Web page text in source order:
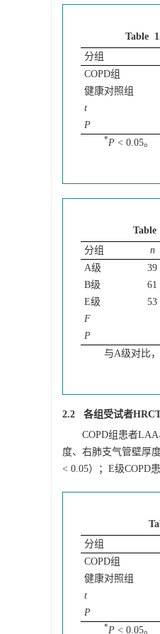
Table
分组
COPD组
健康对照组
t
P
*P < 0.05。
Table
分组
n
A级
39
B级
61
E级 53
F
P
与A级对比
2.2 各组受试者
COPD组患者
度、右肺支气管壁厚
< 0.05）；E级COPD
分组
COPD组
健康对照组
t
P
*P < 0.05。